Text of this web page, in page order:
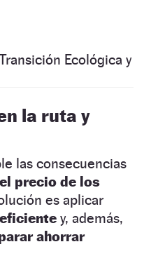
Ecológica y
la ruta y
las consecuencias
precio de los
es aplicar
y, además,
ahorrar